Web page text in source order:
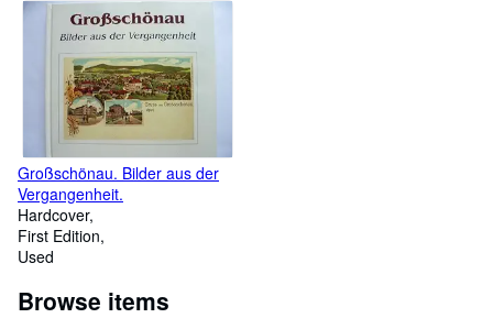
welche Gottes väterliche
Vorsorge gebührend
verwundern, zu danckbahrer
Uberlegung wohlmeinend
recommendiret.
Großschönau. Bilder aus der
Vergangenheit.
Hardcover
First Edition
Used
Browse items